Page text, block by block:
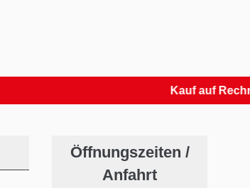
Kauf auf Rechnung
Öffnungszeiten /
Anfahrt